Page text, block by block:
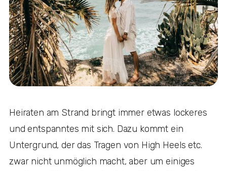
Heiraten am Strand bringt immer etwas lockeres
und entspanntes mit sich. Dazu kommt ein
Untergrund, der das Tragen von High Heels etc.
zwar nicht unmöglich macht, aber um einiges